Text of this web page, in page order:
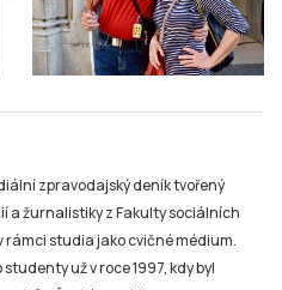
zpravodajský deník tvořený
žurnalistiky z Fakulty sociálních
rámci studia jako cvičné médium.
už v roce 1997, kdy byl